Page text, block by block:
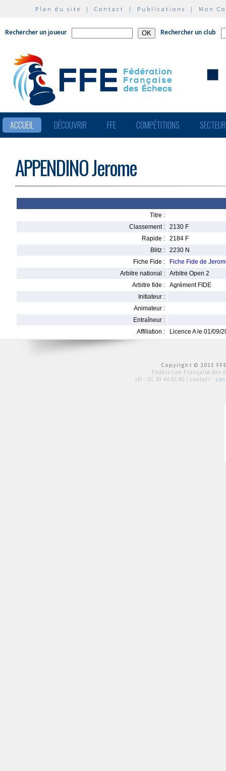
Plan du site | Contact | Publications | Mon
Rechercher un joueur Rechercher un club
ACCUEIL DÉCOUVRIR FFE COMPÉTITIONS
APPENDINO Jerome
Titre :
Classement :
2130 F
Rapide :
2184 F
Blitz :
2230 N
Fiche Fide :
Fiche Fide de
Arbitre national :
Arbitre Open 2
Arbitre fide :
Agrément FIDE
Initiateur :
Animateur :
Entraîneur :
Affiliation :
Licence A le 01/09/
Copyright © 2015
Fédération Française des
tél : 01 39 44 65 80 | contact :